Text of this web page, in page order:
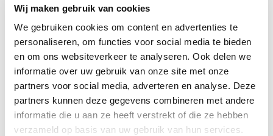
Wij maken gebruik van cookies
We gebruiken cookies om content en advertenties te
personaliseren, om functies voor social media te bieden
en om ons websiteverkeer te analyseren. Ook delen we
informatie over uw gebruik van onze site met onze
partners voor social media, adverteren en analyse. Deze
partners kunnen deze gegevens combineren met andere
informatie die u aan ze heeft verstrekt of die ze hebben
verzameld op basis van uw gebruik van hun services.
meest gepasseerde station
Nieuws
Tilburg Universiteit meest
gepasseerde treinstation van
Nederland
06 mei 2024